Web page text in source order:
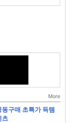
비지원금(신용카드
이 가능합니다.
수 있습니다. 좋은 정보
More
동구매 초특가 득템
츠